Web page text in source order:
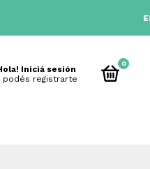
ENVIO
Iniciá sesión
podés registrarte
0